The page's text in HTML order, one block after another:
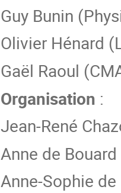
Guy Bunin
Olivier Hénard
Gaël Raoul
Organisation :
Jean-René
Anne de Bouard
Anne-Sophie